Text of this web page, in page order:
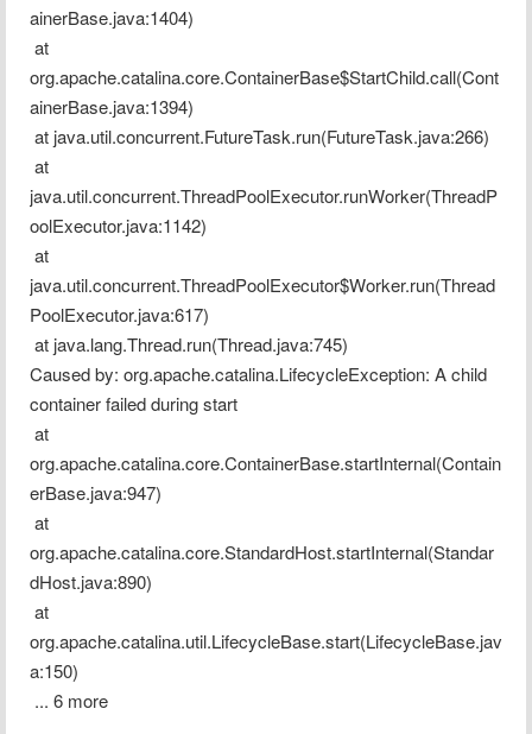
ainerBase.java:1404)
org.apache.catalina.core.ContainerBase$StartChild.call(Cont
ainerBase.java:1394)
at java.util.concurrent.FutureTask.run(FutureTask.java:266)
java.util.concurrent.ThreadPoolExecutor.runWorker(ThreadP
oolExecutor.java:1142)
java.util.concurrent.ThreadPoolExecutor$Worker.run(Thread
PoolExecutor.java:617)
at java.lang.Thread.run(Thread.java:745)
Caused by: org.apache.catalina.LifecycleException: A child
container failed during start
org.apache.catalina.core.ContainerBase.startInternal(Contain
erBase.java:947)
org.apache.catalina.core.StandardHost.startInternal(Standar
dHost.java:890)
org.apache.catalina.util.LifecycleBase.start(LifecycleBase.jav
a:150)
... 6 more